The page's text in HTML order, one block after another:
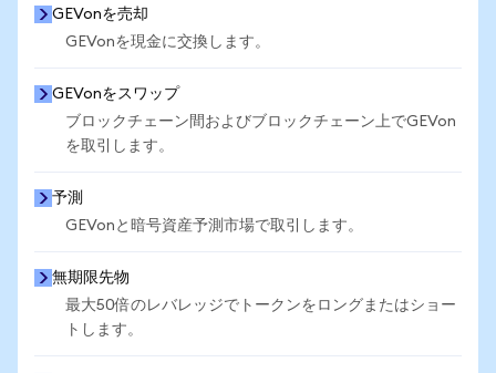
GEVonを売却
GEVonを現金に交換します。
GEVonをスワップ
ブロックチェーン間およびブロックチェーン上でGEVon
を取引します。
予測
GEVonと暗号資産予測市場で取引します。
無期限先物
最大50倍のレバレッジでトークンをロングまたはショー
トします。